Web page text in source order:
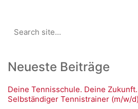
for:
Neueste Beiträge
Deine Tennisschule. Deine
Selbständiger Tennistrainer (m/w/